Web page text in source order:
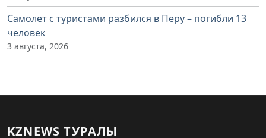
Самолет с туристами разбился в Перу – погибли 13
человек
3 августа, 2026
KZNEWS ТУРАЛЫ